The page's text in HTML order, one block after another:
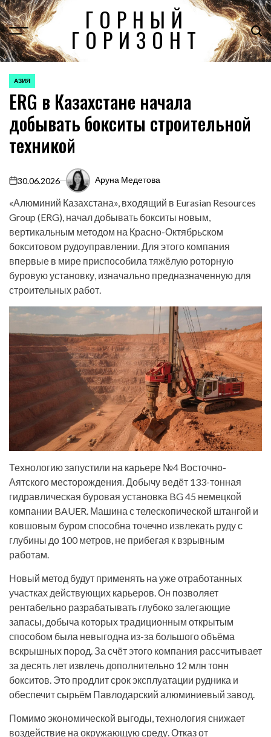
Перейти
к
содержимому
ГОРНЫЙ
ГОРИЗОНТ
ОПУБЛИКОВАНО
В
АЗИЯ
ERG в Казахстане начала
добывать бокситы строительной
техникой
on
30.06.2026 Аруна Медетова
«Алюминий Казахстана», входящий в Eurasian Resources
Group (ERG), начал добывать бокситы новым,
вертикальным методом на Красно-Октябрьском
бокситовом рудоуправлении. Для этого компания
впервые в мире приспособила тяжёлую роторную
буровую установку, изначально предназначенную для
строительных работ.
Технологию запустили на карьере №4 Восточно-
Аятского месторождения. Добычу ведёт 133-тонная
гидравлическая буровая установка BG 45 немецкой
компании BAUER. Машина с телескопической штангой и
ковшовым буром способна точечно извлекать руду с
глубины до 100 метров, не прибегая к взрывным
работам.
Новый метод будут применять на уже отработанных
участках действующих карьеров. Он позволяет
рентабельно разрабатывать глубоко залегающие
запасы, добыча которых традиционным открытым
способом была невыгодна из-за большого объёма
вскрышных пород. За счёт этого компания рассчитывает
за десять лет извлечь дополнительно 12 млн тонн
бокситов. Это продлит срок эксплуатации рудника и
обеспечит сырьём Павлодарский алюминиевый завод.
Помимо экономической выгоды, технология снижает
воздействие на окружающую среду. Отказ от